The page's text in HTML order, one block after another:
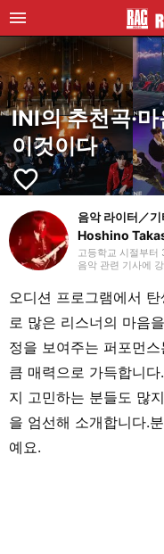
INI의 추천곡·
이것이다
favorite_border
음악 라이터／
Hoshino
고등학교 시절부터
음악 관련 기사에
장르를 선호하지만,
도록 하고 있습니다
웹 라이팅 실무 자
집을 공부하고 있습
파쿠르와 댄스 등
오디션 프로그램에서
로 많은 리스너의 마음
정을 보여주는 퍼포먼
큼 매력으로 가득합니
지 고민하는 분들도 많
을 엄선해 소개합니다.
예요.